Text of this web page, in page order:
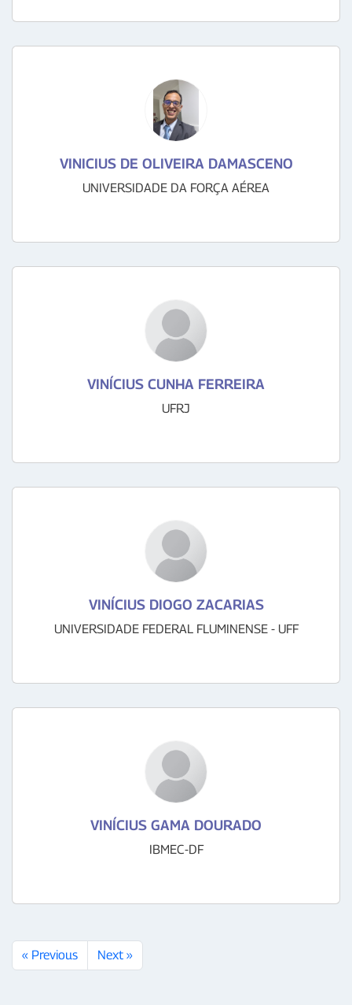
VINICIUS DE OLIVEIRA DAMASCENO
UNIVERSIDADE DA FORÇA AÉREA
VINÍCIUS CUNHA FERREIRA
UFRJ
VINÍCIUS DIOGO ZACARIAS
UNIVERSIDADE FEDERAL FLUMINENSE - UFF
VINÍCIUS GAMA DOURADO
IBMEC-DF
« Previous Next »